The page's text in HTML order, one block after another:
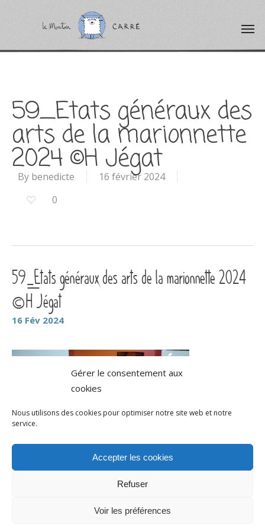
Gérer le consentement aux
cookies
Nous utilisons des cookies pour optimiser notre site web et notre
service.
Accepter les cookies
Refuser
Voir les préférences
59_Etats généraux des
arts de la marionnette
2024 ©H Jégat
By benedicte
16 février 2024
0
59_Etats généraux des arts de la marionnette 2024
©H Jégat
16 Fév 2024